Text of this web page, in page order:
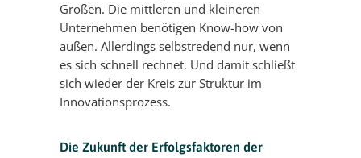
Großen. Die mittleren und kleineren
Unternehmen benötigen Know-how von
außen. Allerdings selbstredend nur, wenn
es sich schnell rechnet. Und damit schließt
sich wieder der Kreis zur Struktur im
Innovationsprozess.
Die Zukunft der Erfolgsfaktoren der